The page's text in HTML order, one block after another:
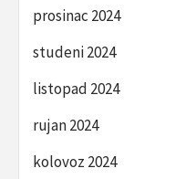
prosinac 2024
studeni 2024
listopad 2024
rujan 2024
kolovoz 2024